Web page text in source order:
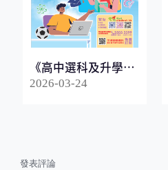
《高中選科及升學指
南2026》
2026-03-24
發表評論